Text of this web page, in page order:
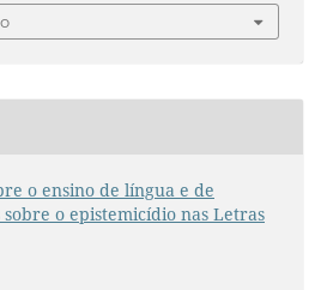
o ensino de língua e de
o epistemicídio nas Letras